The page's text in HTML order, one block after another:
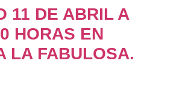
11 DE ABRIL A
HORAS EN
LA FABULOSA.